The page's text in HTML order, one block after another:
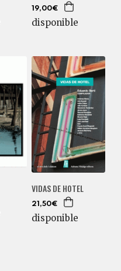
19,00€
disponible
VIDAS DE HOTEL
21,50€
disponible